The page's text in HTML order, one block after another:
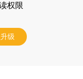
权限
级